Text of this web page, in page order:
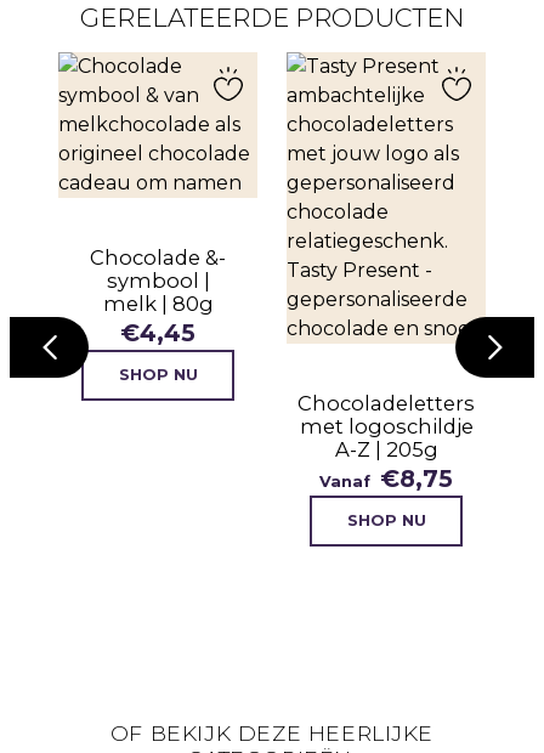
GERELATEERDE PRODUCTEN
Chocolade &-
symbool |
melk | 80g
€4,45
SHOP NU
Chocoladeletters
met logoschildje
A-Z | 205g
Vanaf €8,75
SHOP NU
OF BEKIJK DEZE HEERLIJKE